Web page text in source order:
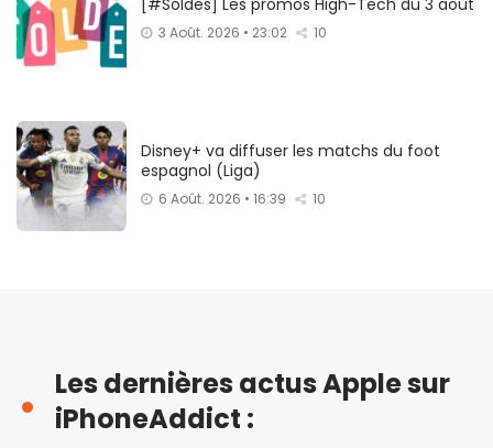
3 Août. 2026 • 23:02 10
Disney+ va diffuser les matchs du foot
espagnol (Liga)
6 Août. 2026 • 16:39 10
Les dernières actus Apple sur
iPhoneAddict :